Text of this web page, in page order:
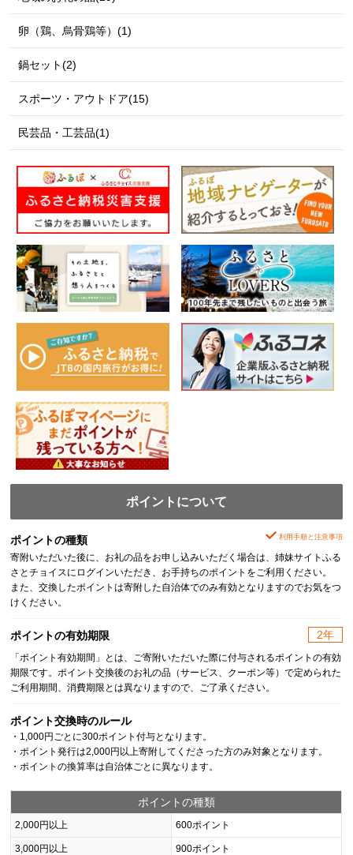
卵（鶏、烏骨鶏等）(1)
鍋セット(2)
スポーツ・アウトドア(15)
民芸品・工芸品(1)
ポイントについて
ポイントの種類 利用手順と注意事項
寄附いただいた後に、お礼の品をお申し込みいただく場合は、姉妹サイトふる
さとチョイスにログインいただき、お手持ちのポイントをご利用ください。
また、交換したポイントは寄附した自治体でのみ有効となりますのでお気をつ
けください。
ポイントの有効期限 2年
「ポイント有効期間」とは、ご寄附いただいた際に付与されるポイントの有効
期限です。ポイント交換後のお礼の品（サービス、クーポン等）で定められた
ご利用期間、消費期限とは異なりますので、ご了承ください。
ポイント交換時のルール
・1,000円ごとに300ポイント付与となります。
・ポイント発行は2,000円以上寄附してくださった方のみ対象となります。
・ポイントの換算率は自治体ごとに異なります。
ポイントの種類
2,000円以上 600ポイント
3,000円以上 900ポイント